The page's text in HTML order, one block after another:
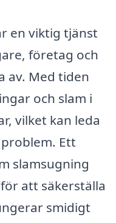
en viktig tjänst
företag och
av. Med tiden
och slam i
vilket kan leda
Ett
slamsugning
att säkerställa
smidigt